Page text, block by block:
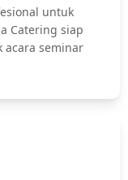
untuk
Catering siap
seminar